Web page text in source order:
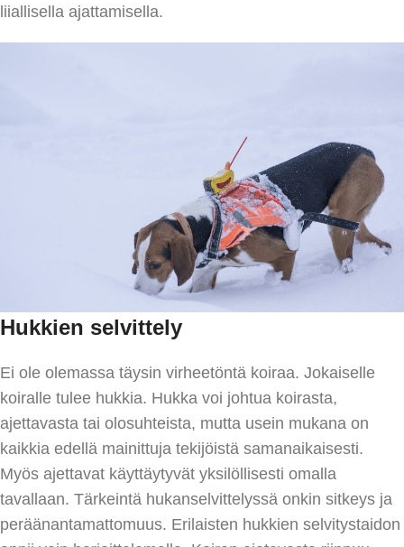
liiallisella ajattamisella.
Hukkien selvittely
Ei ole olemassa täysin virheetöntä koiraa. Jokaiselle
koiralle tulee hukkia. Hukka voi johtua koirasta,
ajettavasta tai olosuhteista, mutta usein mukana on
kaikkia edellä mainittuja tekijöistä samanaikaisesti.
Myös ajettavat käyttäytyvät yksilöllisesti omalla
tavallaan. Tärkeintä hukanselvittelyssä onkin sitkeys ja
peräänantamattomuus. Erilaisten hukkien selvitystaidon